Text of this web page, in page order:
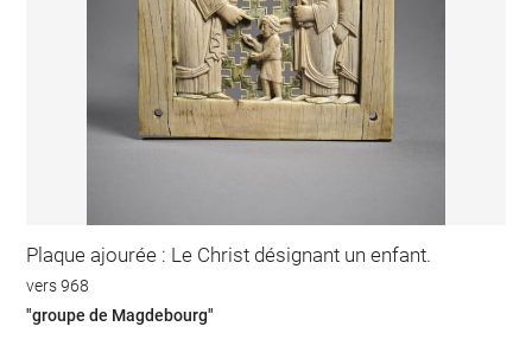
Plaque ajourée : Le Christ désignant un enfant.
vers 968
"groupe de Magdebourg"